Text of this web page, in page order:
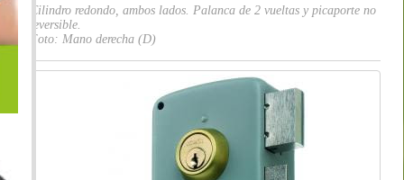
Cilindro redondo, ambos lados. Palanca de 2 vueltas y picaporte no
reversible.
Foto: Mano derecha (D)